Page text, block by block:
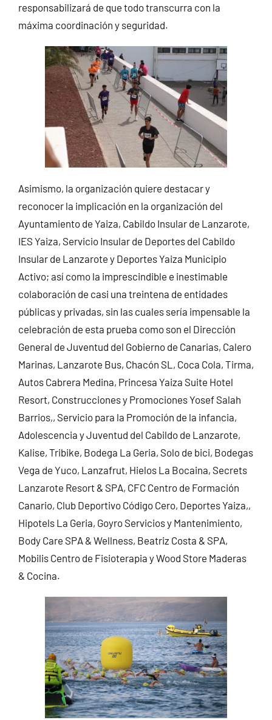
responsabilizará de que todo transcurra con la
máxima coordinación y seguridad.
Asimismo, la organización quiere destacar y
reconocer la implicación en la organización del
Ayuntamiento de Yaiza, Cabildo Insular de Lanzarote,
IES Yaiza, Servicio Insular de Deportes del Cabildo
Insular de Lanzarote y Deportes Yaiza Municipio
Activo; así como la imprescindible e inestimable
colaboración de casi una treintena de entidades
públicas y privadas, sin las cuales sería impensable la
celebración de esta prueba como son el Dirección
General de Juventud del Gobierno de Canarias, Calero
Marinas, Lanzarote Bus, Chacón SL, Coca Cola, Tirma,
Autos Cabrera Medina, Princesa Yaiza Suite Hotel
Resort, Construcciones y Promociones Yosef Salah
Barrios,, Servicio para la Promoción de la infancia,
Adolescencia y Juventud del Cabildo de Lanzarote,
Kalise, Tribike, Bodega La Geria, Solo de bici, Bodegas
Vega de Yuco, Lanzafrut, Hielos La Bocaina, Secrets
Lanzarote Resort & SPA, CFC Centro de Formación
Canario, Club Deportivo Código Cero, Deportes Yaiza,,
Hipotels La Geria, Goyro Servicios y Mantenimiento,
Body Care SPA & Wellness, Beatriz Costa & SPA,
Mobilis Centro de Fisioterapia y Wood Store Maderas
& Cocina.